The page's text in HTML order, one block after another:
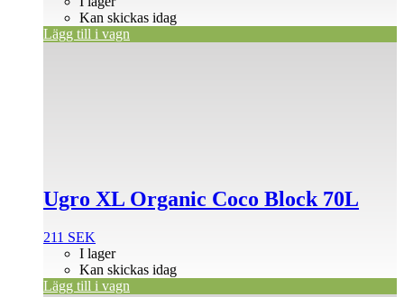
Kan skickas idag
Lägg till i vagn
Ugro XL Organic Coco Block 70L
211 SEK
I lager
Kan skickas idag
Lägg till i vagn